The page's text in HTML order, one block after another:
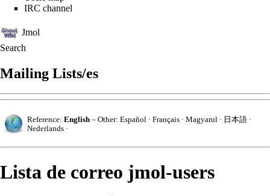
IRC channel
Jmol
Search
Mailing Lists/es
Reference: English – Other: Español · Français · Magyarul · 日本語 ·
Nederlands ·
Lista de correo jmol-users